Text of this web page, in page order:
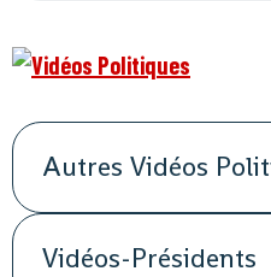
Autres Vidéos
Vidéos-Présidents